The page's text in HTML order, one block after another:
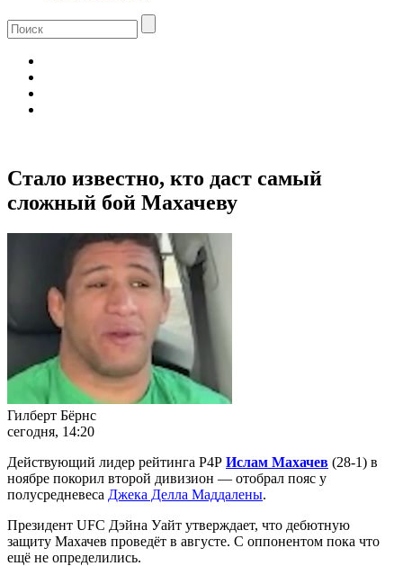
Стало известно, кто даст самый
сложный бой Махачеву
Гилберт Бёрнс
сегодня, 14:20
Действующий лидер рейтинга Р4Р Ислам Махачев (28-1) в
ноябре покорил второй дивизион — отобрал пояс у
полусредневеса Джека Делла Маддалены.
Президент UFC Дэйна Уайт утверждает, что дебютную
защиту Махачев проведёт в августе. С оппонентом пока что
ещё не определились.